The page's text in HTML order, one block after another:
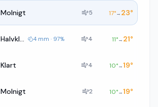
Molnigt 5 17°→ 23°
Halvklart 4 mm · 97% 4 11°→ 21°
Klart 4 10°→19°
Molnigt 2 10°→19°